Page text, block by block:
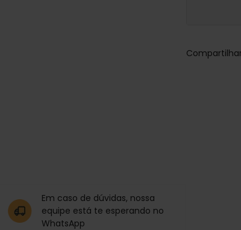
Em caso de dúvidas, nossa
equipe está te esperando no
WhatsApp